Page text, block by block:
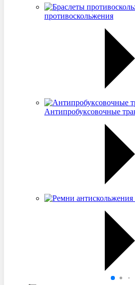
противоскольжения
Антипробуксовочные